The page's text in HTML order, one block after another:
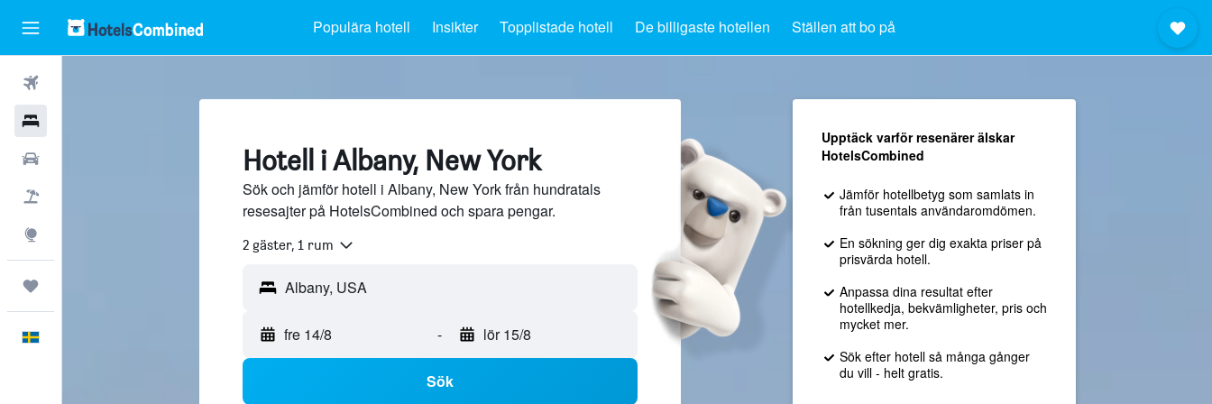
Populära hotell Insikter Topplistade hotell De billigaste hotellen Ställen att bo på
Hotell i Albany, New York
Sök och jämför hotell i Albany, New York från hundratals
resesajter på HotelsCombined och spara pengar.
2 gäster, 1 rum
fre 14/8 - lör 15/8
Sök
Upptäck varför resenärer älskar
HotelsCombined
Jämför hotellbetyg som samlats in
från tusentals användaromdömen.
En sökning ger dig exakta priser på
prisvärda hotell.
Anpassa dina resultat efter
hotellkedja, bekvämligheter, pris och
mycket mer.
Sök efter hotell så många gånger
du vill - helt gratis.